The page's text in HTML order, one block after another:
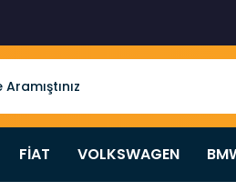
FİAT VOLKSWAGEN